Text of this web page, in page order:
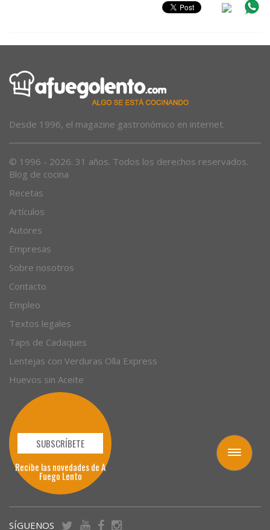
Toggle
navigation
Desde 1996, el magazine gastronómico en internet.
© 1996 - 2026. 31 años. Todos los derechos reservados.
Blog de cocina
Recetas
Artículos
Autores
Empresas
Sobre nosotros
Contacto
Empleo
Textos legales
Taps de Cadaques
Lentejas con Verduras Olla Express
Huevos sin Aceite
SUBSCRÍBETE
Recibe las novedades de A
Fuego Lento
SÍGUENOS